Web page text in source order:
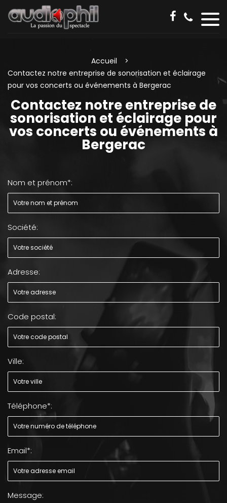
Accueil
Contactez notre entreprise de sonorisation et éclairage
pour vos concerts ou événements à Bergerac
Contactez notre entreprise de
sonorisation et éclairage pour
vos concerts ou événements à
Bergerac
Nom et prénom*:
Société:
Adresse:
Code postal:
Ville:
Téléphone*:
Email*:
Message: